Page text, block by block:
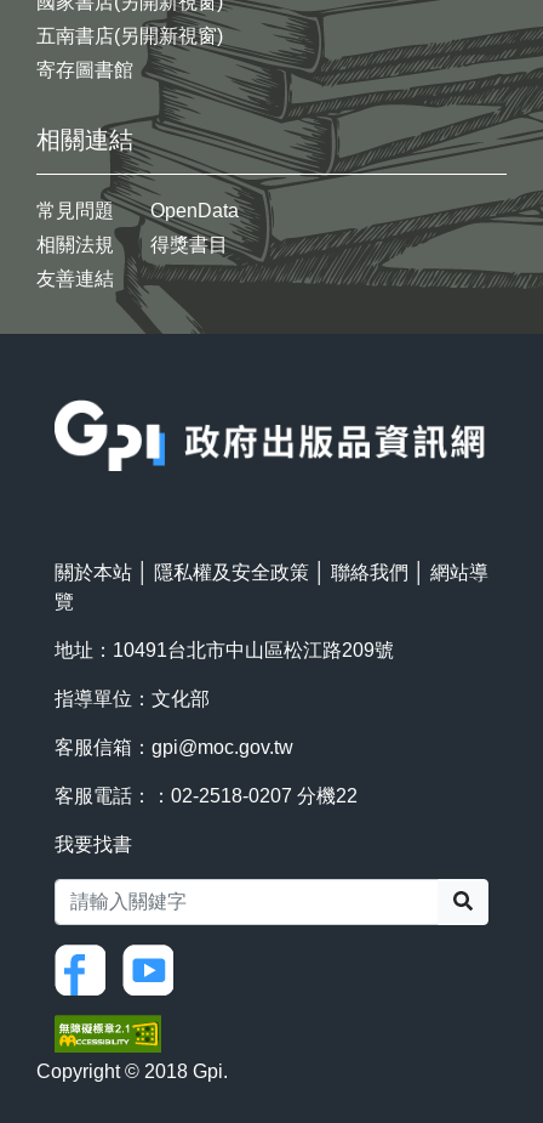
五南書店(另開新視窗)
寄存圖書館
相關連結
常見問題
相關法規
友善連結
OpenData
得獎書目
關於本站 隱私權及安全政策 聯絡我們
網站導
覽
地址：10491台北市中山區松江路209號
指導單位：文化部
客服信箱： gpi@moc.gov.tw
客服電話：：02-2518-0207 分機22
我要找書
Copyright © 2018 Gpi.